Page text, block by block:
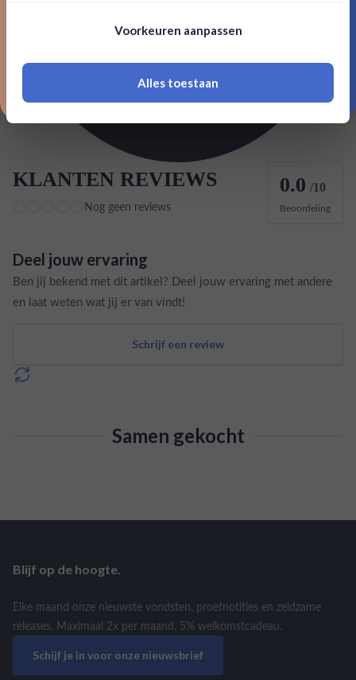
18 jaar of ouder zijn
3014400008082
Classificatie Gin & Jenever London Dry
KLANTEN REVIEWS
Nog geen reviews
0.0 /10
Beoordeling
Deel jouw ervaring
Ben jij bekend met dit artikel? Deel jouw ervaring met andere
en laat weten wat jij er van vindt!
Schrijf een review
Samen gekocht
Blijf op de hoogte.
Elke maand onze nieuwste vondsten, proefnotities en zeldzame
releases. Maximaal 2x per maand. 5% welkomstcadeau.
Schijf je in voor onze nieuwsbrief
Voorkeuren aanpassen
Alles toestaan